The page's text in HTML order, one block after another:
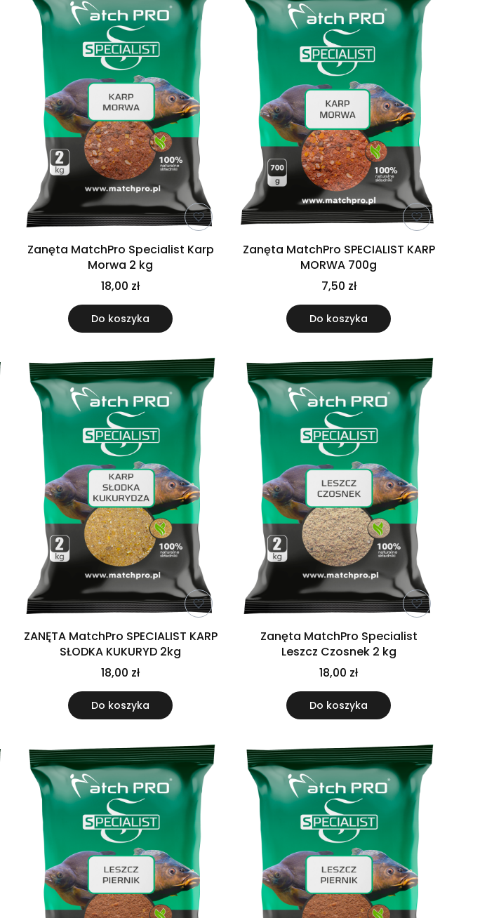
Zanęta MatchPro Specialist Karp
Morwa 2 kg
18,00 zł
Do koszyka
Zanęta MatchPro SPECIALIST KARP
MORWA 700g
7,50 zł
Do koszyka
ZANĘTA MatchPro SPECIALIST KARP
SŁODKA KUKURYD 2kg
18,00 zł
Do koszyka
Zanęta MatchPro Specialist
Leszcz Czosnek 2 kg
18,00 zł
Do koszyka